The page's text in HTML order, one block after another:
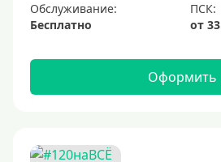
Обслуживание:
Бесплатно
Оформить